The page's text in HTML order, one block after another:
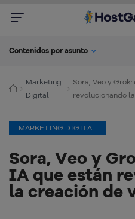
Contenidos por asunto
Marketing
Digital
Sora, Veo y
revolucionando
MARKETING DIGITAL
Sora, Veo y
IA que están
la creación de